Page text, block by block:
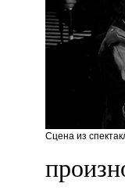
Сцена из